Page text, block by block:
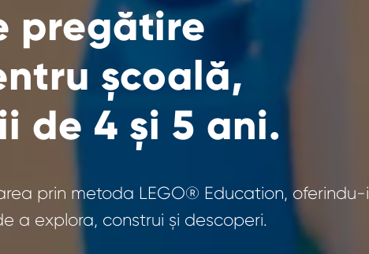
pregătire
școală,
de 4 și 5 ani.
prin metoda LEGO® Education, oferindu-i
a explora, construi și descoperi.